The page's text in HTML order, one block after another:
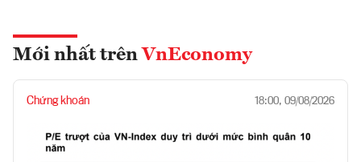
Mới nhất trên VnEconomy
Chứng khoán 18:00, 09/08/2026